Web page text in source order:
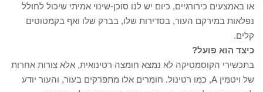
או באמצעים כירורגיים, כיום יש לנו סוכן-שינוי אמיתי שיכול לחולל
נפלאות במירקם העור, בסדירות שלו, בברק שלו ואף בקמטוטים
קלים.
כיצד הוא פועל?
בתכשירי הקוסמטיקה לא נמצא חומצה רטינואית, אלא צורות אחרות
של ויטמין A, כמו רטינול. חומרים אלו מתפרקים בעור, והעור יודע